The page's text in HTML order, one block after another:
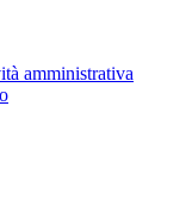
amministrativa